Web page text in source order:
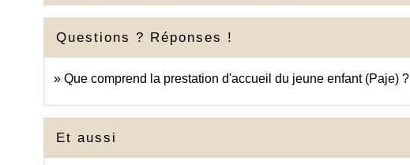
Questions ? Réponses !
Que comprend la prestation d'accueil du jeune enfant (Paje) ?
Et aussi